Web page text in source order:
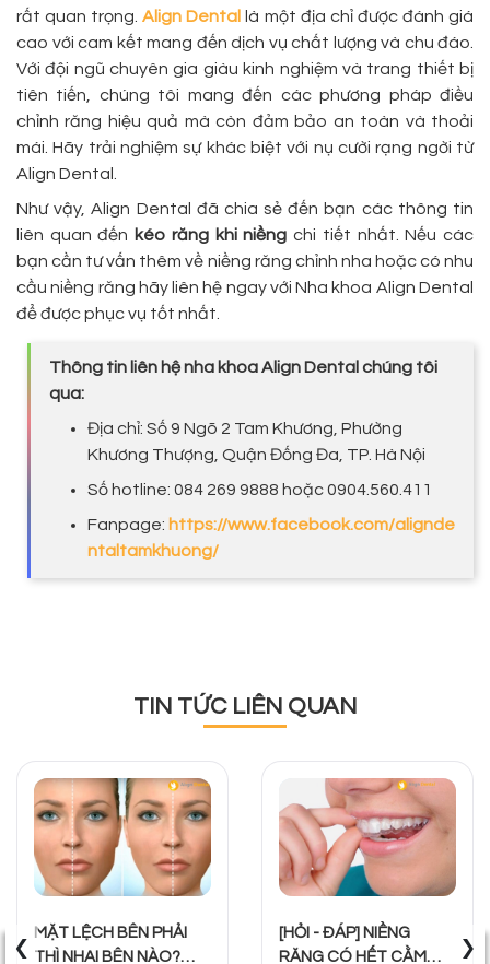
rất quan trọng.Align Dental là một địa chỉ được đánh giá
cao với cam kết mang đến dịch vụ chất lượng và chu đáo.
Với đội ngũ chuyên gia giàu kinh nghiệm và trang thiết bị
tiên tiến, chúng tôi mang đến các phương pháp điều
chỉnh răng hiệu quả mà còn đảm bảo an toàn và thoải
mái. Hãy trải nghiệm sự khác biệt với nụ cười rạng ngời từ
Align Dental.
Như vậy, Align Dental đã chia sẻ đến bạn các thông tin
liên quan đến kéo răng khi niềng chi tiết nhất. Nếu các
bạn cần tư vấn thêm về niềng răng chỉnh nha hoặc có nhu
cầu niềng răng hãy liên hệ ngay với Nha khoa Align Dental
để được phục vụ tốt nhất.
Thông tin liên hệ nha khoa Align Dental chúng tôi
qua:
Địa chỉ: Số 9 Ngõ 2 Tam Khương, Phường
Khương Thượng, Quận Đống Đa, TP. Hà Nội
Số hotline: 084 269 9888 hoặc 0904.560.411
Fanpage: https://www.facebook.com/alignde
ntaltamkhuong/
TIN TỨC LIÊN QUAN
MẶT LỆCH BÊN PHẢI
THÌ NHAI BÊN NÀO?
[HỎI - ĐÁP] NIỀNG
RĂNG CÓ HẾT CẰM
‹ ›